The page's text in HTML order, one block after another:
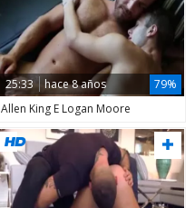
25:33 hace 8 años
79%
Allen King E Logan Moore